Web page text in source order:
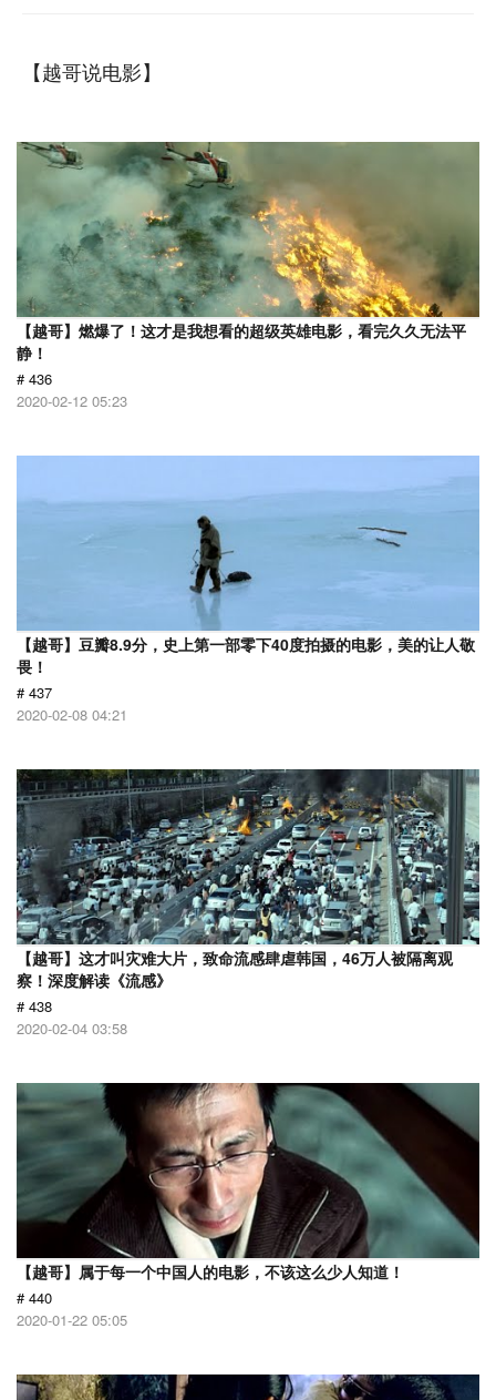
【越哥说电影】
【越哥】燃爆了！这才是我想看的超级英雄电影，看完久久无法平
静！
# 436
2020-02-12 05:23
【越哥】豆瓣8.9分，史上第一部零下40度拍摄的电影，美的让人敬
畏！
# 437
2020-02-08 04:21
【越哥】这才叫灾难大片，致命流感肆虐韩国，46万人被隔离观
察！深度解读《流感》
# 438
2020-02-04 03:58
【越哥】属于每一个中国人的电影，不该这么少人知道！
# 440
2020-01-22 05:05